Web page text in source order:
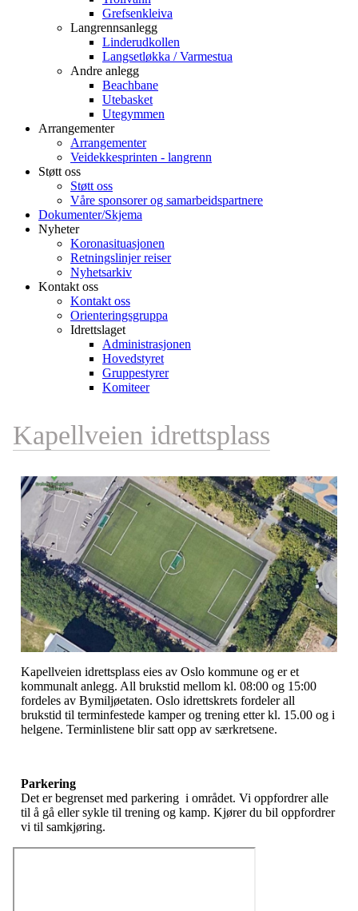
Grefsenkleiva
Langrennsanlegg
Linderudkollen
Langsetløkka / Varmestua
Andre anlegg
Beachbane
Utebasket
Utegymmen
Arrangementer
Arrangementer
Veidekkesprinten - langrenn
Støtt oss
Støtt oss
Våre sponsorer og samarbeidspartnere
Dokumenter/Skjema
Nyheter
Koronasituasjonen
Retningslinjer reiser
Nyhetsarkiv
Kontakt oss
Kontakt oss
Orienteringsgruppa
Idrettslaget
Administrasjonen
Hovedstyret
Gruppestyrer
Komiteer
Kapellveien idrettsplass
Kapellveien idrettsplass eies av Oslo kommune og er et
kommunalt anlegg. All brukstid mellom kl. 08:00 og 15:00
fordeles av Bymiljøetaten. Oslo idrettskrets fordeler all
brukstid til terminfestede kamper og trening etter kl. 15.00 og i
helgene. Terminlistene blir satt opp av særkretsene.
Parkering
Det er begrenset med parkering i området. Vi oppfordrer alle
til å gå eller sykle til trening og kamp. Kjører du bil oppfordrer
vi til samkjøring.